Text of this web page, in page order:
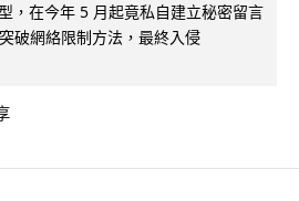
，在今年 5 月起竟私自建立秘密留言
破網絡限制方法，最終入侵